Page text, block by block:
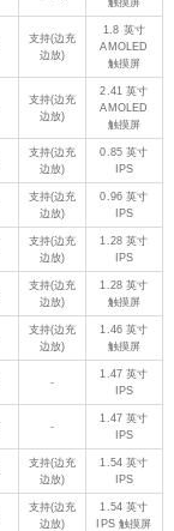
支持(边充
边放)
1.8 英寸
AMOLED
触摸屏
支持(边充
边放)
2.41 英寸
AMOLED
触摸屏
支持(边充
边放)
0.85 英寸
IPS
支持(边充
边放)
0.96 英寸
IPS
支持(边充
边放)
1.28 英寸
IPS
支持(边充
边放)
1.28 英寸
触摸屏
支持(边充
边放)
1.46 英寸
触摸屏
-
1.47 英寸
IPS
-
1.47 英寸
IPS
支持(边充
边放)
1.54 英寸
IPS
支持(边充
边放)
1.54 英寸
IPS 触摸屏